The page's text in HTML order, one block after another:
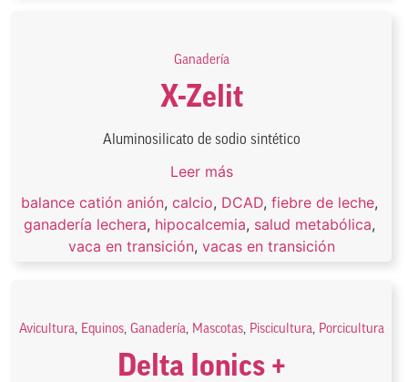
Ganadería
X-Zelit
Aluminosilicato de sodio sintético
Leer más
balance catión anión, calcio, DCAD, fiebre de leche,
ganadería lechera, hipocalcemia, salud metabólica,
vaca en transición, vacas en transición
Avicultura, Equinos, Ganadería, Mascotas, Piscicultura, Porcicultura
Delta Ionics +